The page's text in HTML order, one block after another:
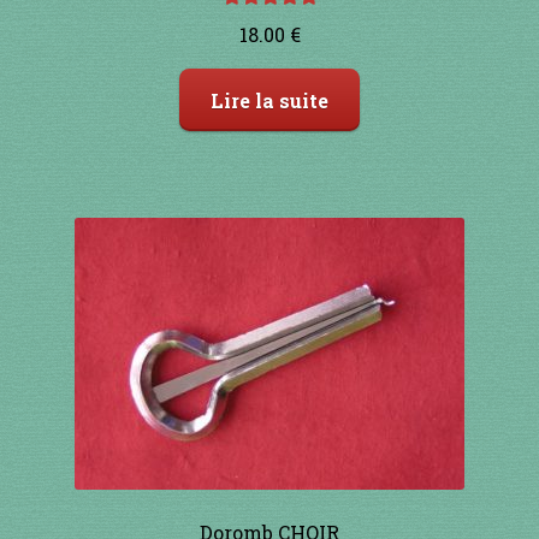
131 à 140€
141 à 150€
SHOP
5
18.00 €
Lire la suite
Doromb CHOIR